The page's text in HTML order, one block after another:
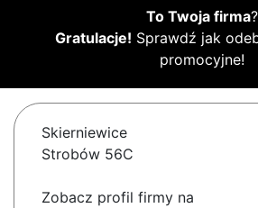
To Twoja firma?
Gratulacje! Sprawdź jak
promocyjne!
Skierniewice
Strobów 56C
Zobacz profil firmy na